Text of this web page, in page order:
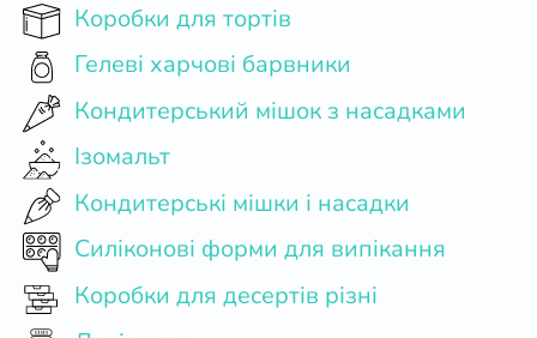
Коробки для тортів
Гелеві харчові барвники
Кондитерський мішок з насадками
Ізомальт
Кондитерські мішки і насадки
Силіконові форми для випікання
Коробки для десертів різні